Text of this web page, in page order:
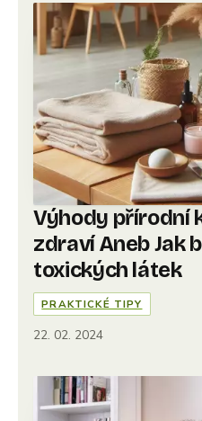
Výhody přírodní
zdraví Aneb Jak
toxických látek
PRAKTICKÉ TIPY
22. 02. 2024